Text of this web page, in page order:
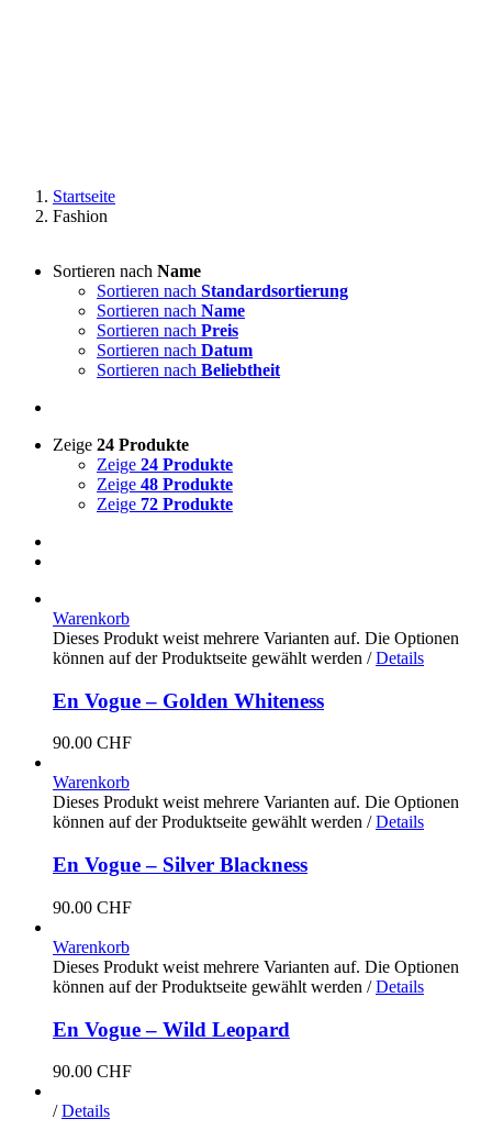
Startseite
Fashion
Sortieren nach Name
Sortieren nach Standardsortierung
Sortieren nach Name
Sortieren nach Preis
Sortieren nach Datum
Sortieren nach Beliebtheit
Zeige 24 Produkte
Zeige 24 Produkte
Zeige 48 Produkte
Zeige 72 Produkte
Warenkorb
Dieses Produkt weist mehrere Varianten auf. Die Optionen
können auf der Produktseite gewählt werden / Details
En Vogue – Golden Whiteness
90.00 CHF
Warenkorb
Dieses Produkt weist mehrere Varianten auf. Die Optionen
können auf der Produktseite gewählt werden / Details
En Vogue – Silver Blackness
90.00 CHF
Warenkorb
Dieses Produkt weist mehrere Varianten auf. Die Optionen
können auf der Produktseite gewählt werden / Details
En Vogue – Wild Leopard
90.00 CHF
/ Details